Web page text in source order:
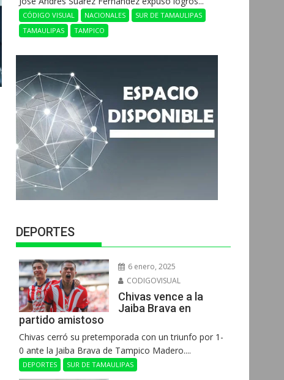
CÓDIGO VISUAL NACIONALES
SUR DE TAMAULIPAS
TAMAULIPAS
TAMPICO
DEPORTES
6 enero, 2025
CODIGOVISUAL
Chivas vence a la
Jaiba Brava en
partido amistoso
Chivas cerró su pretemporada con un triunfo por 1-
0 ante la Jaiba Brava de Tampico Madero....
DEPORTES SUR DE TAMAULIPAS